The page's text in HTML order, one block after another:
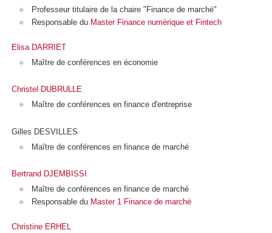
Professeur titulaire de la chaire "Finance de marché"
Responsable du Master Finance numérique et Fintech
Elisa DARRIET
Maître de conférences en économie
Christel DUBRULLE
Maître de conférences en finance d'entreprise
Gilles DESVILLES
Maître de conférences en finance de marché
Bertrand DJEMBISSI
Maître de conférences en finance de marché
Responsable du Master 1 Finance de marché
Christine ERHEL